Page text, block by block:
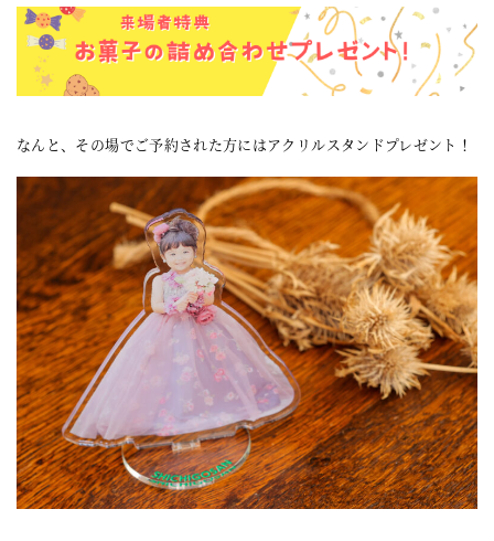
なんと、その場でご予約された方にはアクリルスタンドプレゼント！